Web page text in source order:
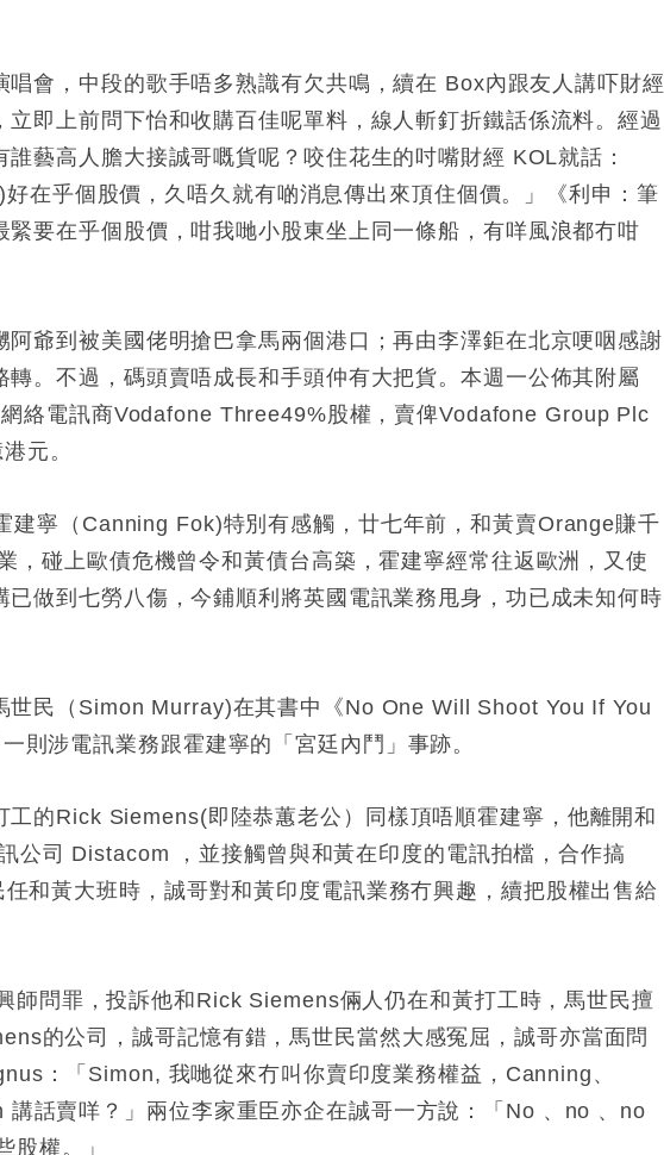
唱會，中段的歌手唔多熟識有欠共鳴，續在 Box內跟友人講吓財經
立即上前問下怡和收購百佳呢單料，線人斬釘折鐵話係流料。經過
誰藝高人膽大接誠哥嘅貨呢？咬住花生的吋嘴財經 KOL就話：
好在乎個股價，久唔久就有啲消息傳出來頂住個價。」《利申：筆
要在乎個股價，咁我哋小股東坐上同一條船，有咩風浪都冇咁
阿爺到被美國佬明搶巴拿馬兩個港口；再由李澤鉅在北京哽咽感謝
轉。不過，碼頭賣唔成長和手頭仲有大把貨。本週一公佈其附屬
絡電訊商Vodafone Three49%股權，賣俾Vodafone Group Plc
元。
建寧（Canning Fok)特別有感觸，廿七年前，和黃賣Orange賺千
，碰上歐債危機曾令和黃債台高築，霍建寧經常往返歐洲，又使
已做到七勞八傷，今鋪順利將英國電訊業務甩身，功已成未知何時
世民（Simon Murray)在其書中《No One Will Shoot You If You
則涉電訊業務跟霍建寧的「宮廷內鬥」事跡。
工的Rick Siemens(即陸恭蕙老公）同樣頂唔順霍建寧，他離開和
公司 Distacom ，並接觸曾與和黃在印度的電訊拍檔，合作搞
和黃大班時，誠哥對和黃印度電訊業務冇興趣，續把股權出售給
師問罪，投訴他和Rick Siemens倆人仍在和黃打工時，馬世民擅
的公司，誠哥記憶有錯，馬世民當然大感冤屈，誠哥亦當面問
：「Simon, 我哋從來冇叫你賣印度業務權益，Canning、
話賣咩？」兩位李家重臣亦企在誠哥一方說：「No 、no 、no
股權。」